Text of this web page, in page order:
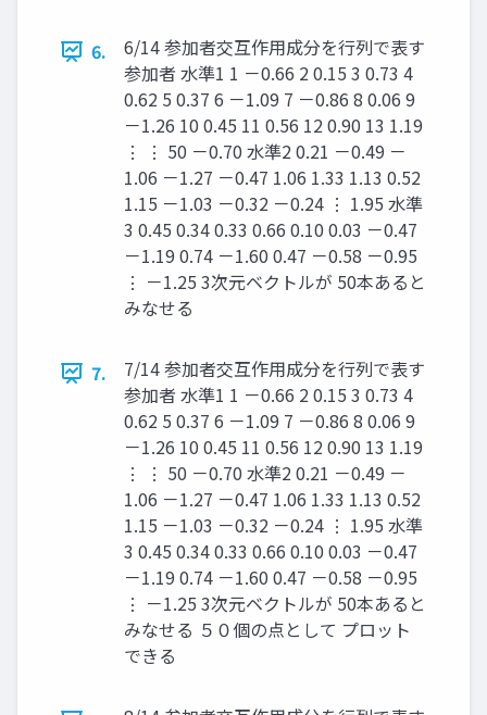
6.
6/14 参加者交互作用成分を行列で表す
参加者 水準1 1 －0.66 2 0.15 3 0.73 4
0.62 5 0.37 6 －1.09 7 －0.86 8 0.06 9
－1.26 10 0.45 11 0.56 12 0.90 13 1.19
⋮ ⋮ 50 －0.70 水準2 0.21 －0.49 －
1.06 －1.27 －0.47 1.06 1.33 1.13 0.52
1.15 －1.03 －0.32 －0.24 ⋮ 1.95 水準
3 0.45 0.34 0.33 0.66 0.10 0.03 －0.47
－1.19 0.74 －1.60 0.47 －0.58 －0.95
⋮ －1.25 3次元ベクトルが 50本あると
みなせる
7.
7/14 参加者交互作用成分を行列で表す
参加者 水準1 1 －0.66 2 0.15 3 0.73 4
0.62 5 0.37 6 －1.09 7 －0.86 8 0.06 9
－1.26 10 0.45 11 0.56 12 0.90 13 1.19
⋮ ⋮ 50 －0.70 水準2 0.21 －0.49 －
1.06 －1.27 －0.47 1.06 1.33 1.13 0.52
1.15 －1.03 －0.32 －0.24 ⋮ 1.95 水準
3 0.45 0.34 0.33 0.66 0.10 0.03 －0.47
－1.19 0.74 －1.60 0.47 －0.58 －0.95
⋮ －1.25 3次元ベクトルが 50本あると
みなせる ５０個の点として プロット
できる